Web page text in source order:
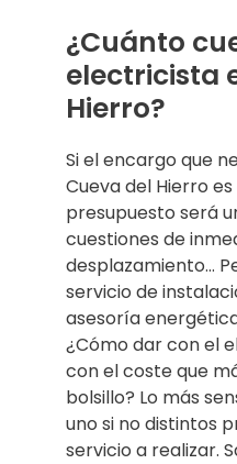
¿Cuánto
electricista
Hierro?
Si el encargo que
Cueva del Hierro
presupuesto será
cuestiones de
desplazamiento…
servicio de
asesoría
¿Cómo dar con el
con el coste que
bolsillo? Lo más
uno si no distintos
servicio a realizar.